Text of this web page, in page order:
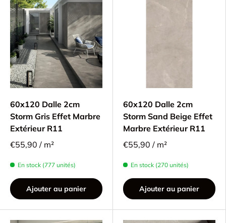
60x120 Dalle 2cm
Storm Gris Effet Marbre
Extérieur R11
€55,90 / m²
En stock (777 unités)
Ajouter au panier
60x120 Dalle 2cm
Storm Sand Beige Effet
Marbre Extérieur R11
€55,90 / m²
En stock (270 unités)
Ajouter au panier